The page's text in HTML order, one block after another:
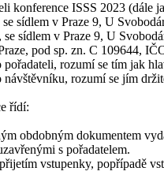
ISSS 2023 (dále
sídlem v Praze 9, U
sídlem v Praze 9, U
pod sp. zn. C 109644,
rozumí se tím jak
rozumí se jím
řídí:
obdobným dokumentem
s pořadatelem.
vstupenky, popřípadě